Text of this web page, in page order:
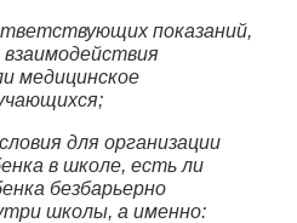
показаний,
медицинское
для организации
в школе, есть ли
безбарьерно
школы, а именно: